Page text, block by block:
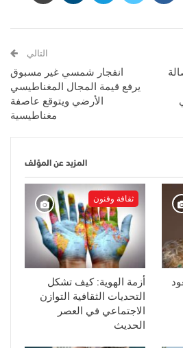
التالي
انفجار شمسي غير مسبوق
يرفع قيمة المجال المغناطيسي
الأرضي ويتوقع عاصفة
مغناطيسية
المزيد عن المؤلف
ثقافة وفنون
أزمة الهوية: كيف تشكل
التحديات الثقافية التوازن
الاجتماعي في العصر
الحديث